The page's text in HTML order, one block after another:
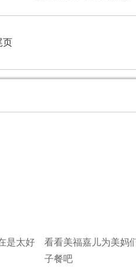
页
是太好
看看美福嘉儿为美妈
子餐吧